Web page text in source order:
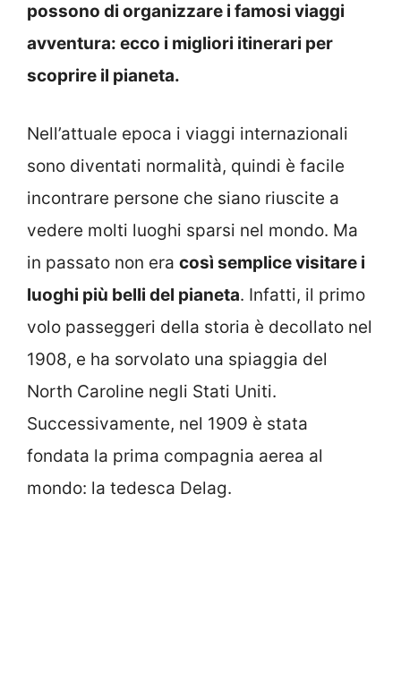
possono di organizzare i famosi viaggi
avventura: ecco i migliori itinerari per
scoprire il pianeta.
Nell’attuale epoca i viaggi internazionali
sono diventati normalità, quindi è facile
incontrare persone che siano riuscite a
vedere molti luoghi sparsi nel mondo. Ma
in passato non era così semplice visitare i
luoghi più belli del pianeta. Infatti, il primo
volo passeggeri della storia è decollato nel
1908, e ha sorvolato una spiaggia del
North Caroline negli Stati Uniti.
Successivamente, nel 1909 è stata
fondata la prima compagnia aerea al
mondo: la tedesca Delag.